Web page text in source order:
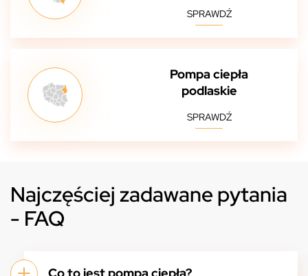
SPRAWDŹ
Pompa ciepła
podlaskie
SPRAWDŹ
Najczęściej zadawane pytania
- FAQ